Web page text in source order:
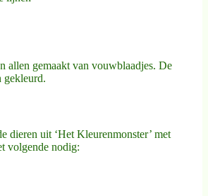
allen gemaakt van vouwblaadjes. De
gekleurd.
dieren uit ‘Het Kleurenmonster’ met
volgende nodig: